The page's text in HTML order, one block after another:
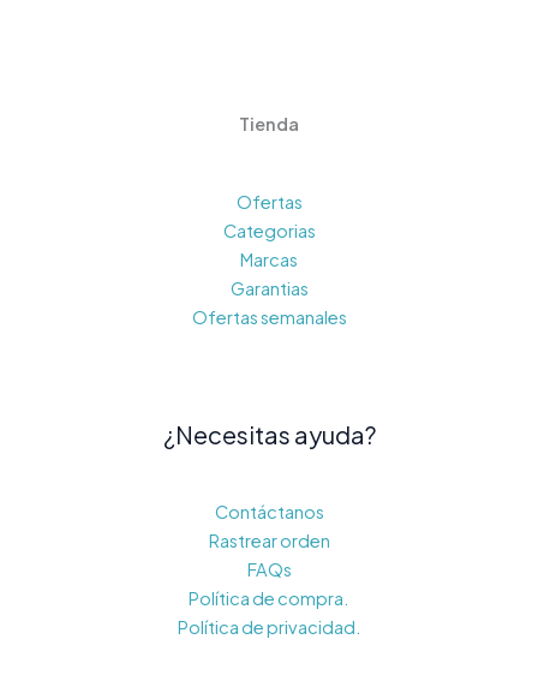
Tienda
Ofertas
Categorias
Marcas
Garantias
Ofertas semanales
¿Necesitas ayuda?
Contáctanos
Rastrear orden
FAQs
Política de compra.
Política de privacidad.